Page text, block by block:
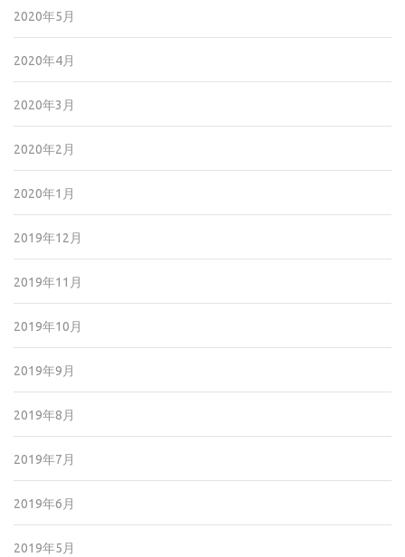
2020年5月
2020年4月
2020年3月
2020年2月
2020年1月
2019年12月
2019年11月
2019年10月
2019年9月
2019年8月
2019年7月
2019年6月
2019年5月